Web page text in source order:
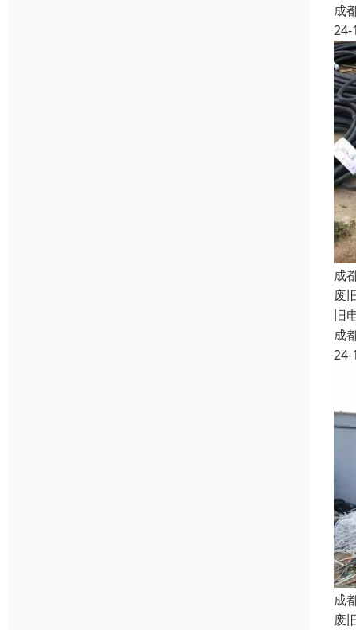
成
24-
成
废
旧
成
24-
成
废